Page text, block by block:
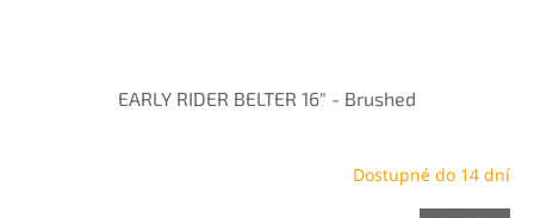
EARLY RIDER BELTER 16" - Brushed
Dostupné do 14 dní